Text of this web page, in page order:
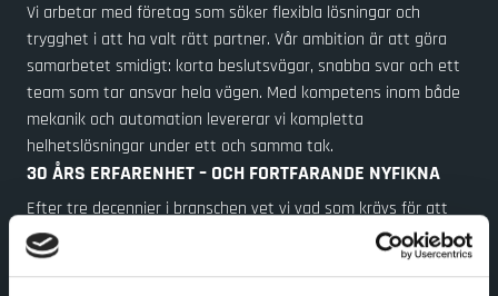
Vi arbetar med företag som söker flexibla lösningar och
trygghet i att ha valt rätt partner. Vår ambition är att göra
samarbetet smidigt: korta beslutsvägar, snabba svar och ett
team som tar ansvar hela vägen. Med kompetens inom både
mekanik och automation levererar vi kompletta
helhetslösningar under ett och samma tak.
30 ÅRS ERFARENHET – OCH FORTFARANDE NYFIKNA
Efter tre decennier i branschen vet vi vad som krävs för att
skapa kostnadseffektiva och framtidssäkra lösningar. Men vi
lutar oss inte tillbaka – vi utvecklas hela tiden och ser varje